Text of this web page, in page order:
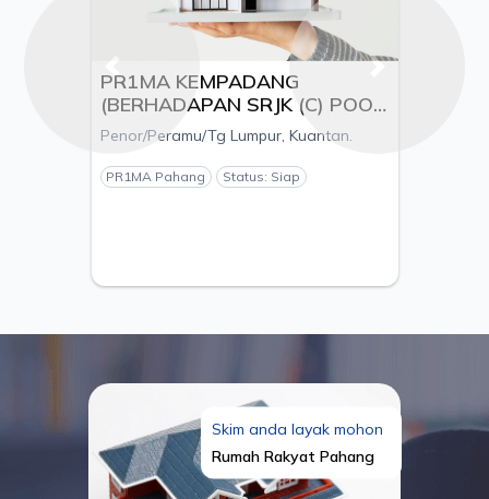
PR1MA KEMPADANG
(BERHADAPAN SRJK (C) POOI
MING), MUKIM KUALA
KUANTAN, DAERAH
KUANTAN, PAHANG - PEMAJU
ESTANIA S/B
Penor/Peramu/Tg Lumpur, Kuantan.
PR1MA Pahang Status: Siap
Previous
Skim anda layak mohon
Rumah Rakyat Pahang